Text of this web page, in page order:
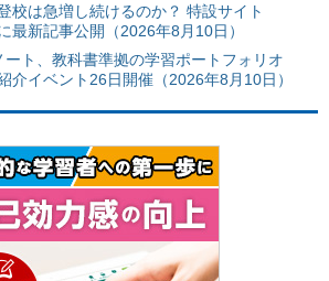
校は急増し続けるのか？ 特設サイト
最新記事公開（2026年8月10日）
ト、教科書準拠の学習ポートフォリオ
介イベント26日開催（2026年8月10日）